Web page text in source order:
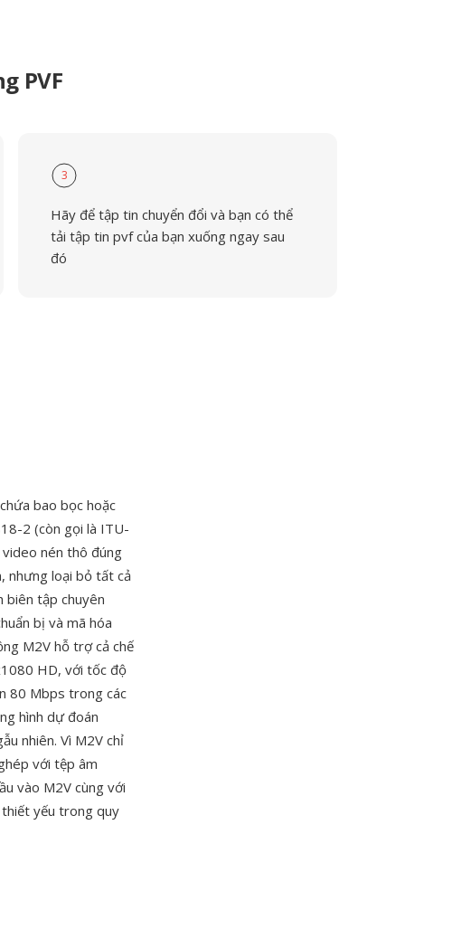
PVF
3
Hãy để tập tin chuyển đổi và bạn có thể
tải tập tin pvf của bạn xuống ngay sau
đó
bao bọc hoặc
2 (còn gọi là ITU-
nén thô đúng
nhưng loại bỏ tất cả
biên tập chuyên
bị và mã hóa
M2V hỗ trợ cả chế
HD, với tốc độ
80 Mbps trong các
hình dự đoán
nhiên. Vì M2V chỉ
với tệp âm
vào M2V cùng với
thiết yếu trong quy